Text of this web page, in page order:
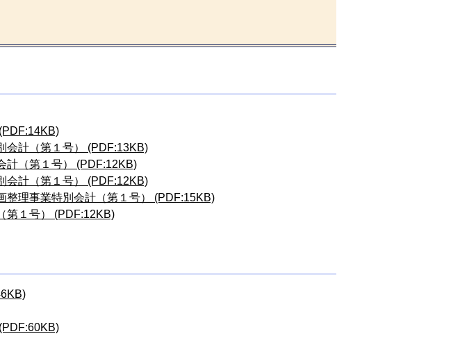
会計（第１号） (PDF:13KB)
計（第１号） (PDF:12KB)
会計（第１号） (PDF:12KB)
整理事業特別会計（第１号） (PDF:15KB)
第１号） (PDF:12KB)